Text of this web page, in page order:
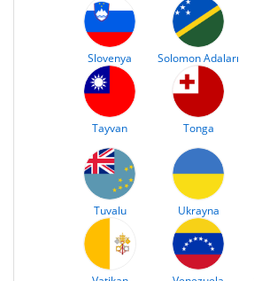
Slovenya Solomon Adaları
Tayvan Tonga
Tuvalu Ukrayna